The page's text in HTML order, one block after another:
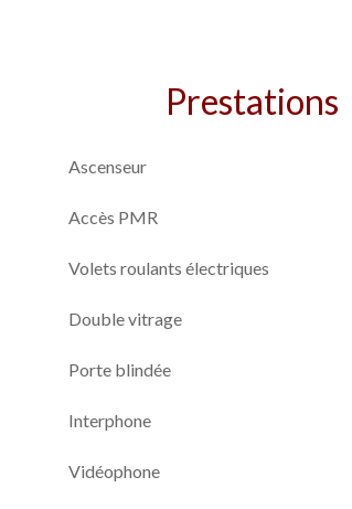
Prestations
Ascenseur
Accès PMR
Volets roulants électriques
Double vitrage
Porte blindée
Interphone
Vidéophone